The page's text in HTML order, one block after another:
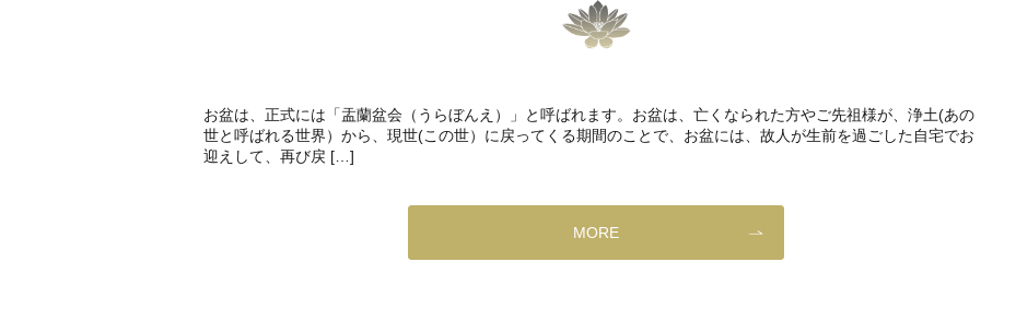
お盆は、正式には「盂蘭盆会（うらぼんえ）」と呼ばれます。お盆は、亡くなられた方やご先祖様が、浄土(あの
世と呼ばれる世界）から、現世(この世）に戻ってくる期間のことで、お盆には、故人が生前を過ごした自宅でお
迎えして、再び戻 […]
MORE